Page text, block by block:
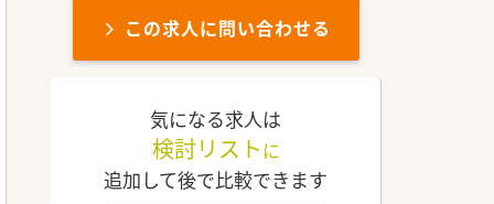
この求人に問い合わせる
気になる求人は
検討リスト に
追加して後で比較できます